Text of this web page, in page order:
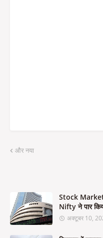
और नया
Stock
Nifty ने पार
अक्टूबर 10,